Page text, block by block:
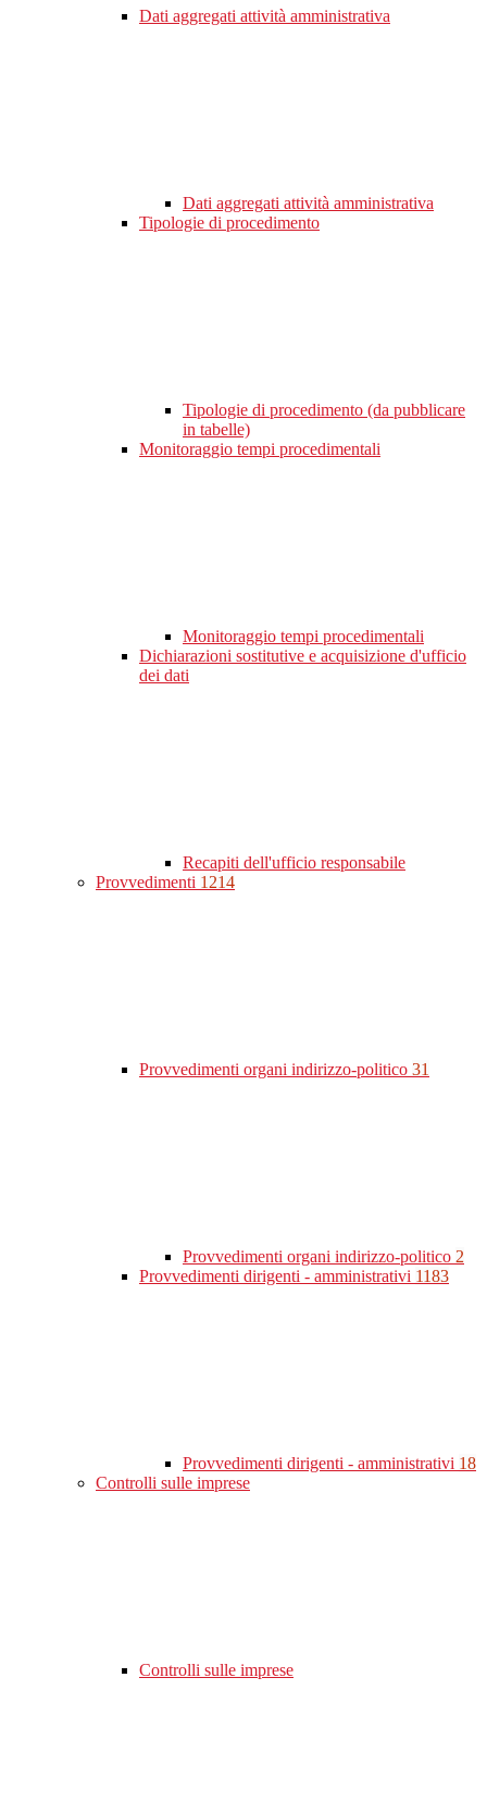
Dati aggregati attività amministrativa
Dati aggregati attività amministrativa
Tipologie di procedimento
Tipologie di procedimento (da pubblicare
in tabelle)
Monitoraggio tempi procedimentali
Monitoraggio tempi procedimentali
Dichiarazioni sostitutive e acquisizione d'ufficio
dei dati
Recapiti dell'ufficio responsabile
Provvedimenti 1214
Provvedimenti organi indirizzo-politico 31
Provvedimenti organi indirizzo-politico 2
Provvedimenti dirigenti - amministrativi 1183
Provvedimenti dirigenti - amministrativi 18
Controlli sulle imprese
Controlli sulle imprese